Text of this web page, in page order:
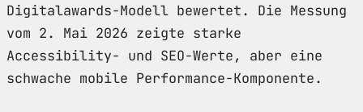
Digitalawards-Modell bewertet. Die Messung
vom 2. Mai 2026 zeigte starke
Accessibility- und SEO-Werte, aber eine
schwache mobile Performance-Komponente.